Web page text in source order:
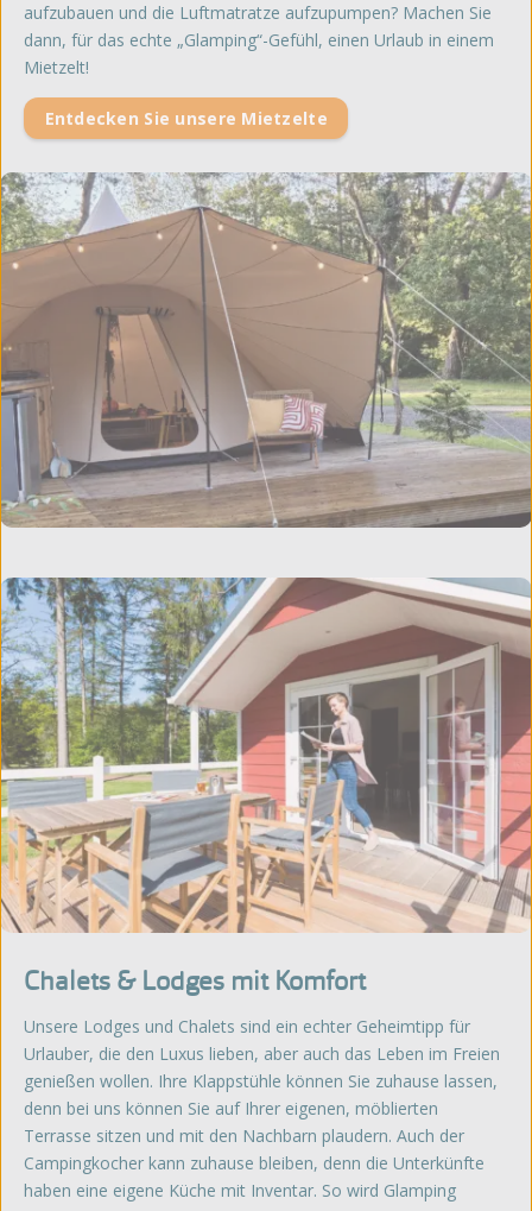
aufzubauen und die Luftmatratze aufzupumpen? Machen Sie
dann, für das echte „Glamping“-Gefühl, einen Urlaub in einem
Mietzelt!
Entdecken Sie unsere Mietzelte
Chalets & Lodges mit Komfort
Unsere Lodges und Chalets sind ein echter Geheimtipp für
Urlauber, die den Luxus lieben, aber auch das Leben im Freien
genießen wollen. Ihre Klappstühle können Sie zuhause lassen,
denn bei uns können Sie auf Ihrer eigenen, möblierten
Terrasse sitzen und mit den Nachbarn plaudern. Auch der
Campingkocher kann zuhause bleiben, denn die Unterkünfte
haben eine eigene Küche mit Inventar. So wird Glamping